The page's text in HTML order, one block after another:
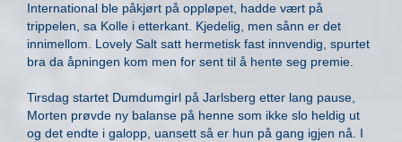
International ble påkjørt på oppløpet, hadde vært på
trippelen, sa Kolle i etterkant. Kjedelig, men sånn er det
innimellom. Lovely Salt satt hermetisk fast innvendig, spurtet
bra da åpningen kom men for sent til å hente seg premie.
Tirsdag startet Dumdumgirl på Jarlsberg etter lang pause,
Morten prøvde ny balanse på henne som ikke slo heldig ut
og det endte i galopp, uansett så er hun på gang igjen nå. I